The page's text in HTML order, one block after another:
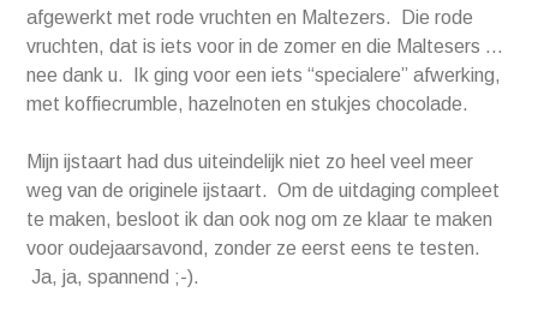
afgewerkt met rode vruchten en Maltezers. Die rode
vruchten, dat is iets voor in de zomer en die Maltesers …
nee dank u. Ik ging voor een iets “specialere” afwerking,
met koffiecrumble, hazelnoten en stukjes chocolade.
Mijn ijstaart had dus uiteindelijk niet zo heel veel meer
weg van de originele ijstaart. Om de uitdaging compleet
te maken, besloot ik dan ook nog om ze klaar te maken
voor oudejaarsavond, zonder ze eerst eens te testen.
Ja, ja, spannend ;-).